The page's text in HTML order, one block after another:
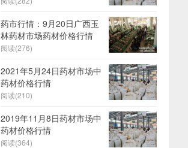
药市行情：9月20日广西玉
林药材市场药材价格行情
阅读(276)
2021年5月24日药材市场中
药材价格行情
阅读(210)
2019年11月8日药材市场中
药材价格行情
阅读(364)